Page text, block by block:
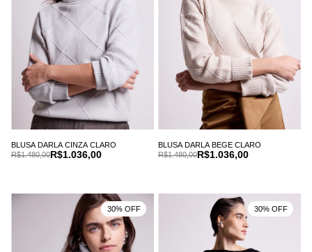
BLUSA DARLA CINZA CLARO
R$1.036,00
R$1.480,00
BLUSA DARLA BEGE CLARO
R$1.036,00
R$1.480,00
30% OFF 30% OFF